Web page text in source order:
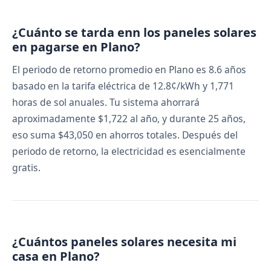
¿Cuánto se tarda enn los paneles solares
en pagarse en Plano?
El periodo de retorno promedio en Plano es 8.6 años
basado en la tarifa eléctrica de 12.8¢/kWh y 1,771
horas de sol anuales. Tu sistema ahorrará
aproximadamente $1,722 al año, y durante 25 años,
eso suma $43,050 en ahorros totales. Después del
periodo de retorno, la electricidad es esencialmente
gratis.
¿Cuántos paneles solares necesita mi
casa en Plano?